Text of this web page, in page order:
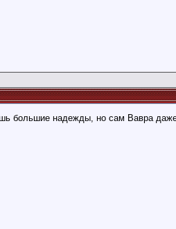
большие надежды, но сам Вавра